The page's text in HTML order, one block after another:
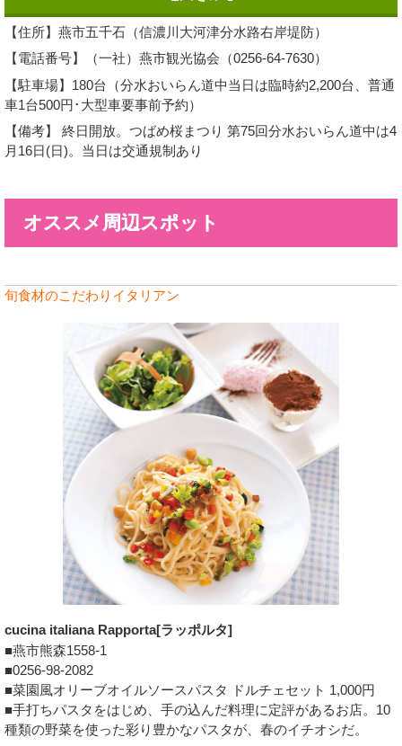
【住所】燕市五千石（信濃川大河津分水路右岸堤防）
【電話番号】（一社）燕市観光協会（0256-64-7630）
【駐車場】180台（分水おいらん道中当日は臨時約2,200台、普通
車1台500円･大型車要事前予約）
【備考】 終日開放。つばめ桜まつり 第75回分水おいらん道中は4
月16日(日)。当日は交通規制あり
オススメ周辺スポット
旬食材のこだわりイタリアン
cucina italiana Rapporta[ラッポルタ]
■燕市熊森1558-1
■0256-98-2082
■菜園風オリーブオイルソースパスタ ドルチェセット 1,000円
■手打ちパスタをはじめ、手の込んだ料理に定評があるお店。10
種類の野菜を使った彩り豊かなパスタが、春のイチオシだ。